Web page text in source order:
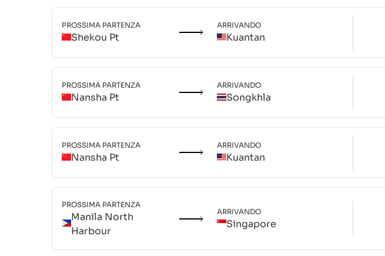
PROSSIMA PARTENZA
Shekou Pt
ARRIVANDO
Kuantan
PROSSIMA PARTENZA
Nansha Pt
ARRIVANDO
Songkhla
PROSSIMA PARTENZA
Nansha Pt
ARRIVANDO
Kuantan
PROSSIMA PARTENZA
Manila North
Harbour
ARRIVANDO
Singapore